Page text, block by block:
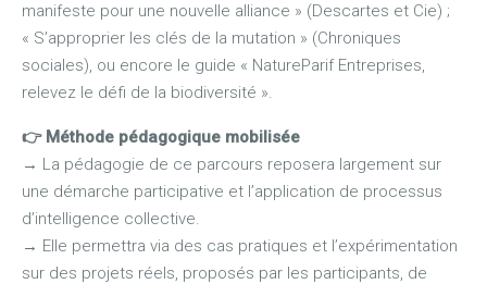
manifeste pour une nouvelle alliance » (Descartes et Cie) ;
« S’approprier les clés de la mutation » (Chroniques
sociales), ou encore le guide « NatureParif Entreprises,
relevez le défi de la biodiversité ».
👉 Méthode pédagogique mobilisée
→ La pédagogie de ce parcours reposera largement sur
une démarche participative et l’application de processus
d’intelligence collective.
→ Elle permettra via des cas pratiques et l’expérimentation
sur des projets réels, proposés par les participants, de